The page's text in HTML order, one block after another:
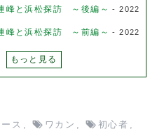
峰と浜松探訪 ～後編～ - 2022
峰と浜松探訪 ～前編～ - 2022
もっと見る
ース , ワカン , 初心者 ,